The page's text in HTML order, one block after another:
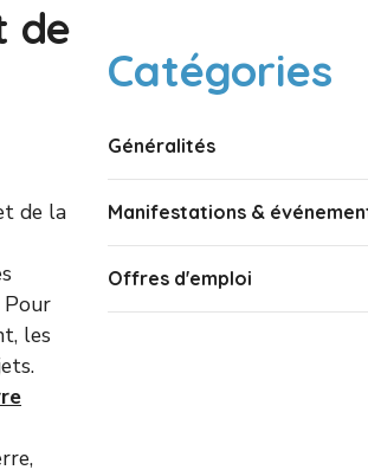
de
de la
Pour
les
Catégories
Généralités
Manifestations &
Offres d'emploi